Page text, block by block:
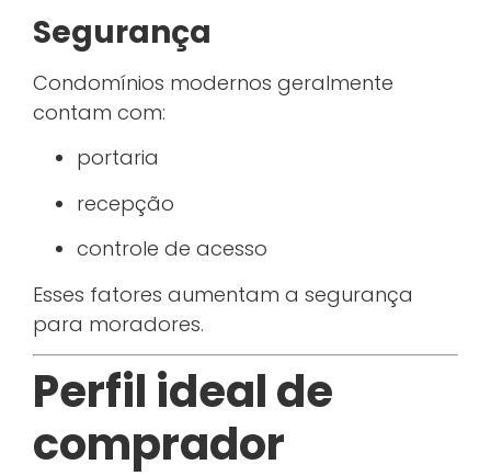
Segurança
Condomínios modernos geralmente
contam com:
portaria
recepção
controle de acesso
Esses fatores aumentam a segurança
para moradores.
Perfil ideal de
comprador